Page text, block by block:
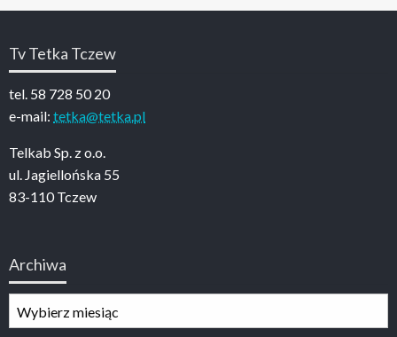
Tv Tetka Tczew
tel. 58 728 50 20
e-mail: tetka@tetka.pl
Telkab Sp. z o.o.
ul. Jagiellońska 55
83-110 Tczew
Archiwa